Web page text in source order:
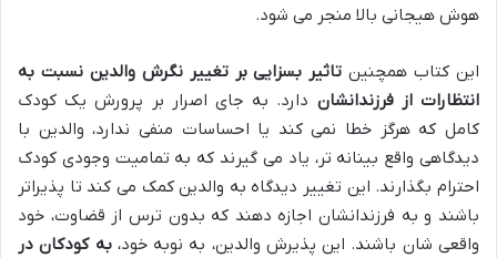
هوش هیجانی بالا منجر می شود.
این کتاب همچنین تاثیر بسزایی بر تغییر نگرش والدین نسبت به
انتظارات از فرزندانشان دارد. به جای اصرار بر پرورش یک کودک
کامل که هرگز خطا نمی کند یا احساسات منفی ندارد، والدین با
دیدگاهی واقع بینانه تر، یاد می گیرند که به تمامیت وجودی کودک
احترام بگذارند. این تغییر دیدگاه به والدین کمک می کند تا پذیراتر
باشند و به فرزندانشان اجازه دهند که بدون ترس از قضاوت، خود
واقعی شان باشند. این پذیرش والدین، به نوبه خود،به کودکان در